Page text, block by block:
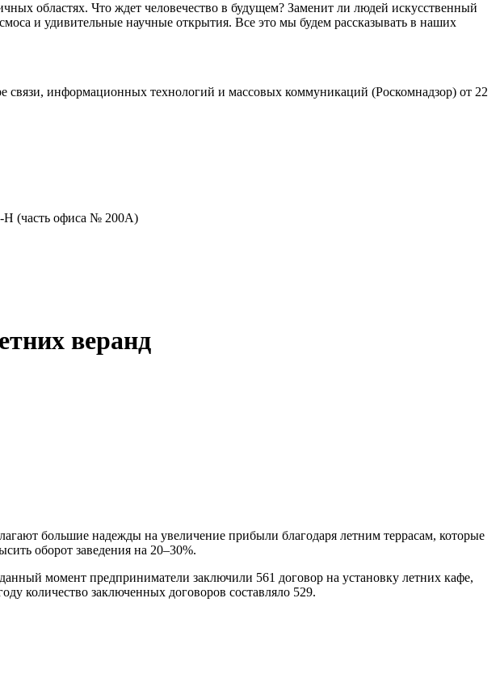
областях. Что ждет человечество в будущем? Заменит ли людей искусственный
и удивительные научные открытия. Все это мы будем рассказывать в наших
информационных технологий и массовых коммуникаций (Роскомнадзор) от 22
Н (часть офиса № 200А)
веранд
большие надежды на увеличение прибыли благодаря летним террасам, которые
оборот заведения на 20–30%.
момент предприниматели заключили 561 договор на установку летних кафе,
количество заключенных договоров составляло 529.